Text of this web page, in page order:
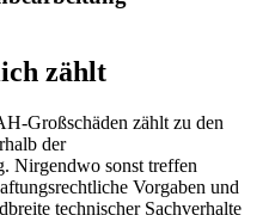
zählt
Großschäden zählt zu den
der
Nirgendwo sonst treffen
Vorgaben und
technischer Sachverhalte